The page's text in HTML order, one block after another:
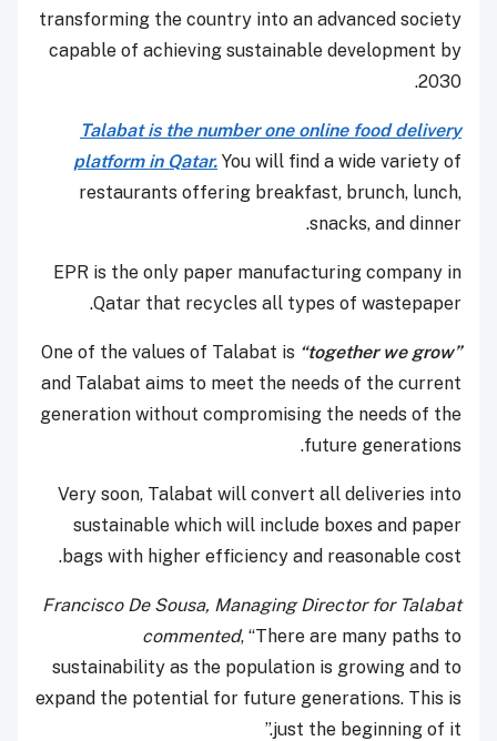
transforming the country into an advanced society
capable of achieving sustainable development by
2030.
Talabat is the number one online food delivery
platform in Qatar. You will find a wide variety of
restaurants offering breakfast, brunch, lunch,
snacks, and dinner.
EPR is the only paper manufacturing company in
Qatar that recycles all types of wastepaper.
One of the values of Talabat is “together we grow”
and Talabat aims to meet the needs of the current
generation without compromising the needs of the
future generations.
Very soon, Talabat will convert all deliveries into
sustainable which will include boxes and paper
bags with higher efficiency and reasonable cost.
Francisco De Sousa, Managing Director for Talabat
commented, “There are many paths to
sustainability as the population is growing and to
expand the potential for future generations. This is
just the beginning of it.”